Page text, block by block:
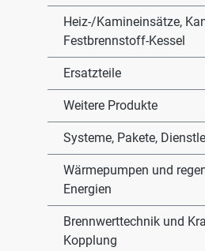
Heiz-/Kamineinsätze,
Festbrennstoff-Kessel
Ersatzteile
Weitere Produkte
Systeme, Pakete,
Wärmepumpen und
Energien
Brennwerttechnik und
Kopplung